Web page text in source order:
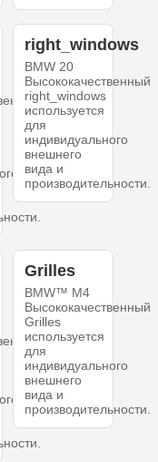
right_windows
BMW 20
Высококачественный
right_windows
используется
для
индивидуального
внешнего
вида и
производительности.
Grilles
BMW™ M4
Высококачественный
Grilles
используется
для
индивидуального
внешнего
вида и
производительности.